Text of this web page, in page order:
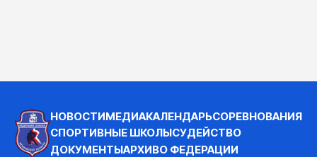
НОВОСТИМЕДИАКАЛЕНДАРЬСОРЕВНОВАНИЯ
СПОРТИВНЫЕ ШКОЛЫСУДЕЙСТВО
ДОКУМЕНТЫАРХИВО ФЕДЕРАЦИИ